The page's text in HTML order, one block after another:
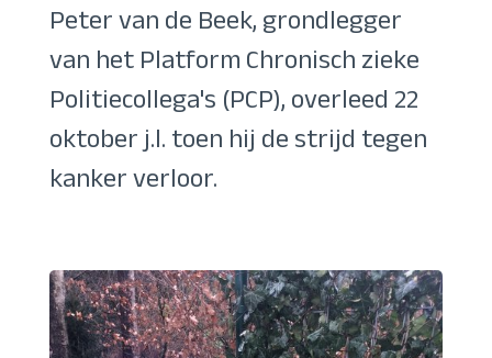
Peter van de Beek, grondlegger
van het Platform Chronisch zieke
Politiecollega's (PCP), overleed 22
oktober j.l. toen hij de strijd tegen
kanker verloor.